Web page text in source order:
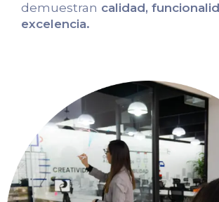
demuestran calidad,
excelencia.